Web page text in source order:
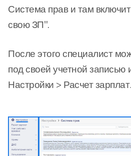
Система прав и там
свою ЗП".
После этого специалист
под своей учетной записью
Настройки > Расчет зарплат.